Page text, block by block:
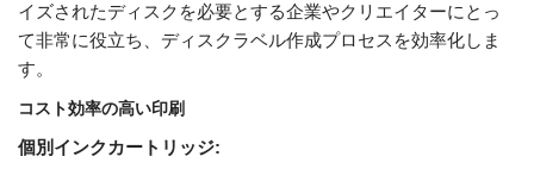
イズされたディスクを必要とする企業やクリエイターにとっ
て非常に役立ち、ディスクラベル作成プロセスを効率化しま
す。
コスト効率の高い印刷
個別インクカートリッジ: